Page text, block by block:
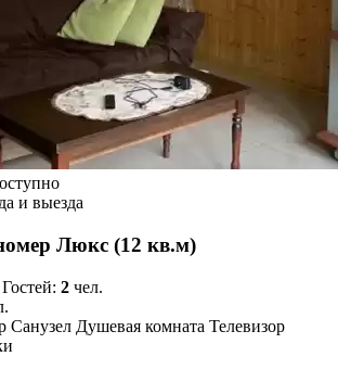
и выезда
Люкс (12 кв.м)
Гостей: 2 чел.
Санузел Душевая комната Телевизор